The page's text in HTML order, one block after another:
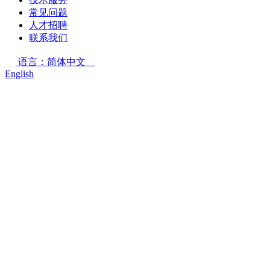
常见问题
人才招聘
联系我们
语言：简体中文
English